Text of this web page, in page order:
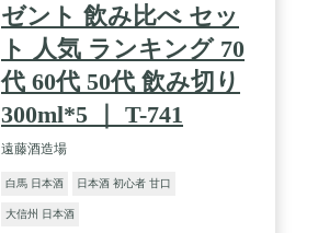
ゼント 飲み比べ セッ
ト 人気 ランキング 70
代 60代 50代 飲み切り
300ml*5 ｜ T-741
遠藤酒造場
白馬 日本酒 日本酒 初心者 甘口
大信州 日本酒